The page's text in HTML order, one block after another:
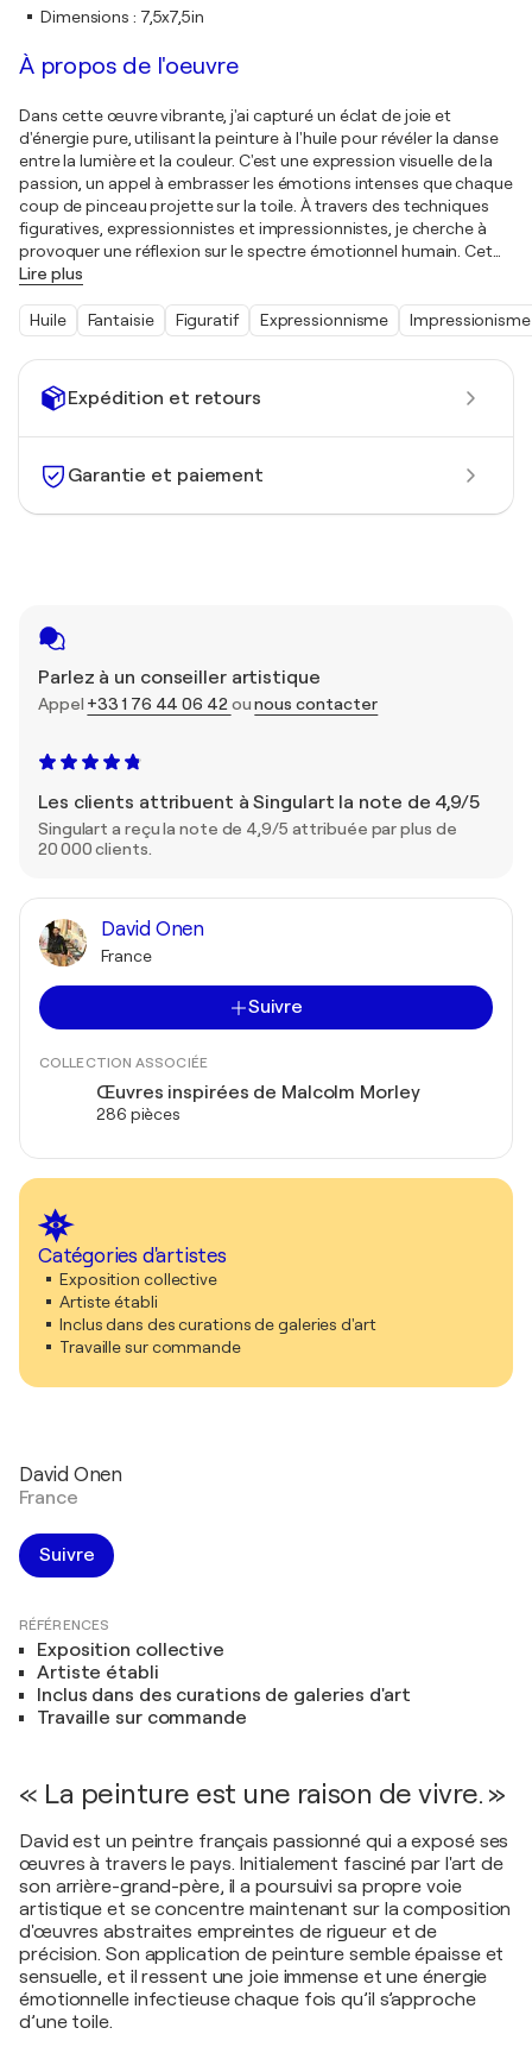
Expédition et retours
Garantie et paiement
Parlez à un conseiller artistique
Appel +33 1 76 44 06 42ounous contacter
Les clients attribuent à Singulart la note de 4,9/5
Singulart a reçu la note de 4,9/5 attribuée par plus de
20 000 clients.
David Onen
France
Suivre
COLLECTION ASSOCIÉE
Œuvres inspirées de Malcolm Morley
286 pièces
Catégories d'artistes
Exposition collective
Artiste établi
Inclus dans des curations de galeries d'art
Travaille sur commande
Dimensions : 7,5x7,5in
À propos de l'oeuvre
Dans cette œuvre vibrante, j'ai capturé un éclat de joie et
d'énergie pure, utilisant la peinture à l'huile pour révéler la danse
entre la lumière et la couleur. C'est une expression visuelle de la
passion, un appel à embrasser les émotions intenses que chaque
coup de pinceau projette sur la toile. À travers des techniques
figuratives, expressionnistes et impressionnistes, je cherche à
provoquer une réflexion sur le spectre émotionnel humain. Cet…
Lire plus
Huile Fantaisie Figuratif Expressionnisme Impressionisme
David Onen
France
Suivre
RÉFÉRENCES
Exposition collective
Artiste établi
Inclus dans des curations de galeries d'art
Travaille sur commande
« La peinture est une raison de vivre. »
David est un peintre français passionné qui a exposé ses
œuvres à travers le pays. Initialement fasciné par l'art de
son arrière-grand-père, il a poursuivi sa propre voie
artistique et se concentre maintenant sur la composition
d'œuvres abstraites empreintes de rigueur et de
précision. Son application de peinture semble épaisse et
sensuelle, et il ressent une joie immense et une énergie
émotionnelle infectieuse chaque fois qu’il s’approche
d’une toile.